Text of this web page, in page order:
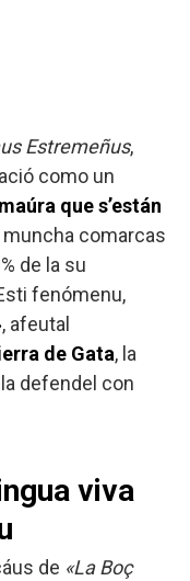
Estremeñus,
como un
que s’están
comarcas
de la su
fenómenu,
, afeutal
de Gata, la
defendel con
viva
de «La Boç